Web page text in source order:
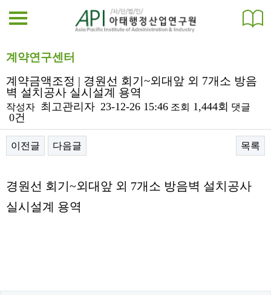
계약연구센터
계약금액조정 | 경원선 회기~외대앞 외 7개소 방음
벽 설치공사 실시설계 용역
작성자 최고관리자 23-12-26 15:46 조회 1,444회 댓글
0건
이전글 다음글 목록
경원선 회기~외대앞 외 7개소 방음벽 설치공사
실시설계 용역